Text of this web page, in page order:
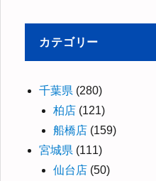
カテゴリー
千葉県 (280)
柏店 (121)
船橋店 (159)
宮城県 (111)
仙台店 (50)